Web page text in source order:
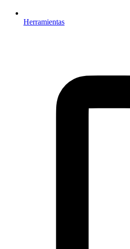
Herramientas